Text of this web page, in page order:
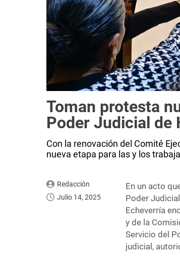
Toman protesta
Poder Judicial de
Con la renovación del Comité
nueva etapa para las y los
Redacción
Julio 14, 2025
En un acto
Poder
Echeverría
y de la
Servicio del
judicial,